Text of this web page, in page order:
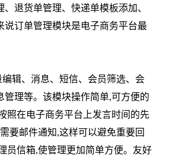
退货单管理、快递单模板添加、
订单管理模块是电子商务平台最
辑、消息、短信、会员筛选、会
理等。该模块操作简单,可方便的
照在电子商务平台上发言时间的先
要邮件通知,这样可以避免重要回
员信箱,使管理更加简单方便。友好